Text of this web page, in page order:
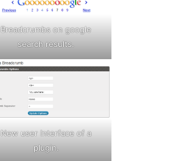
Breadcrumbs on google
search results.
New user Interface of a
plugin.